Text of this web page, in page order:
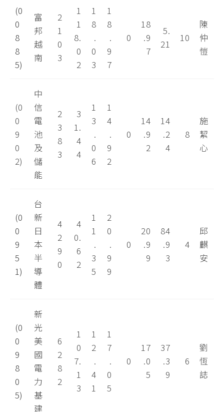
(0
0
8
8
5)
富
邦
越
南
2
1
0
3
1
1
8.
0
2
1
8
.
0
3
1
8
.
9
7
0
18
.9
7
5.
21
10
陳
仲
愷
(0
0
9
0
2)
中
信
電
池
及
儲
能
2
3
8
3
3
1.
4
4
1
3
.
0
6
1
4
.
9
2
0
14
.9
2
14
.2
4
8
施
絜
心
(0
0
9
5
1)
台
新
日
本
半
導
體
4
2
9
0
4
0.
6
2
1
1
.
3
5
2
0
.
9
9
0
20
.9
9
84
.9
3
4
邱
麒
安
(0
0
9
8
0
5)
新
光
美
國
電
力
基
建
6
2
8
2
1
0
7.
1
3
1
2
.
4
1
1
7
.
0
5
0
17
.0
5
37
.3
9
6
劉
恆
誌